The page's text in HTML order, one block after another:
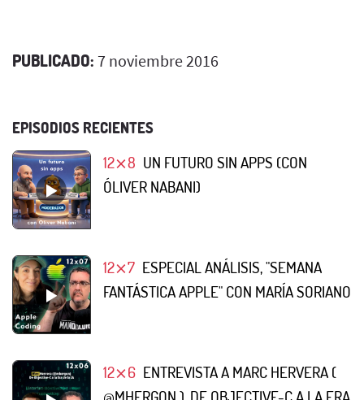
PUBLICADO: 7 noviembre 2016
EPISODIOS RECIENTES
12⨯8 UN FUTURO SIN APPS (CON
ÓLIVER NABANI)
12⨯7 ESPECIAL ANÁLISIS, "SEMANA
FANTÁSTICA APPLE" CON MARÍA SORIANO
12⨯6 ENTREVISTA A MARC HERVERA (